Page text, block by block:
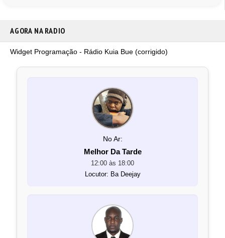
AGORA NA RADIO
Widget Programação - Rádio Kuia Bue (corrigido)
No Ar:
Melhor Da Tarde
12:00 às 18:00
Locutor: Ba Deejay